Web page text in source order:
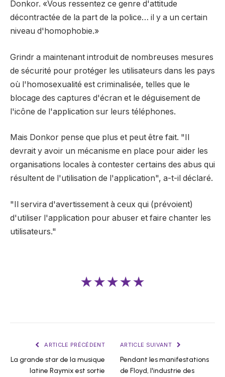
Donkor. «Vous ressentez ce genre d'attitude
décontractée de la part de la police… il y a un certain
niveau d'homophobie.»
Grindr a maintenant introduit de nombreuses mesures
de sécurité pour protéger les utilisateurs dans les pays
où l'homosexualité est criminalisée, telles que le
blocage des captures d'écran et le déguisement de
l'icône de l'application sur leurs téléphones.
Mais Donkor pense que plus et peut être fait. "Il
devrait y avoir un mécanisme en place pour aider les
organisations locales à contester certains des abus qui
résultent de l'utilisation de l'application", a-t-il déclaré.
"Il servira d'avertissement à ceux qui (prévoient)
d'utiliser l'application pour abuser et faire chanter les
utilisateurs."
★★★★★
ARTICLE PRÉCÉDENT
La grande star de la musique
latine Raymix est sortie
ARTICLE SUIVANT
Pendant les manifestations
de Floyd, l'industrie des